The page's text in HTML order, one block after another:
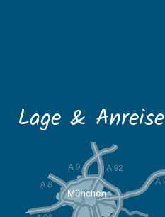
Lage & Anreise